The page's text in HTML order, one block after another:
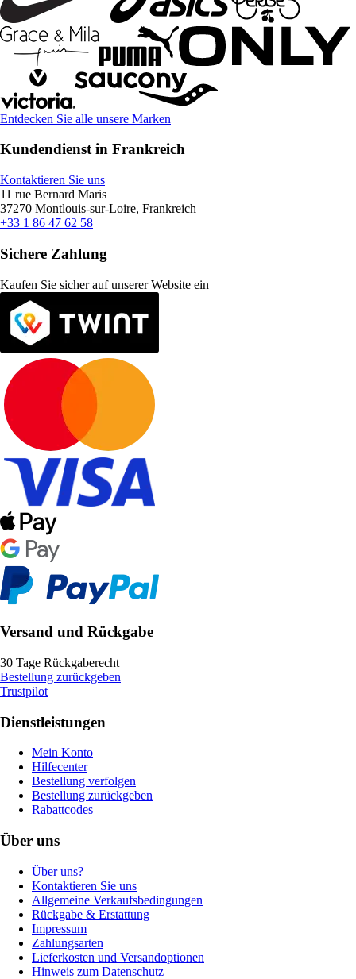
Entdecken Sie alle unsere Marken
Kundendienst in Frankreich
Kontaktieren Sie uns
11 rue Bernard Maris
37270 Montlouis-sur-Loire, Frankreich
+33 1 86 47 62 58
Sichere Zahlung
Kaufen Sie sicher auf unserer Website ein
Versand und Rückgabe
30 Tage Rückgaberecht
Bestellung zurückgeben
Trustpilot
Dienstleistungen
Mein Konto
Hilfecenter
Bestellung verfolgen
Bestellung zurückgeben
Rabattcodes
Über uns
Über uns?
Kontaktieren Sie uns
Allgemeine Verkaufsbedingungen
Rückgabe & Erstattung
Impressum
Zahlungsarten
Lieferkosten und Versandoptionen
Hinweis zum Datenschutz